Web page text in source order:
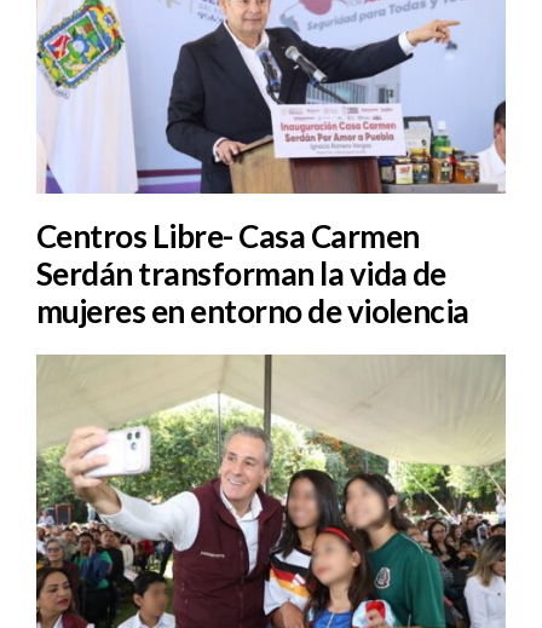
Centros Libre- Casa Carmen
Serdán transforman la vida de
mujeres en entorno de violencia